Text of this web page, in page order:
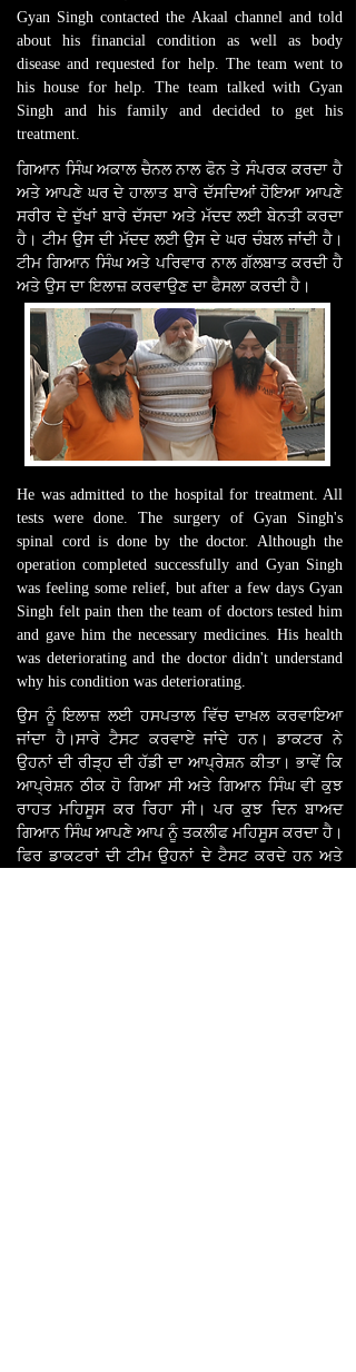
Gyan Singh contacted the Akaal channel and told
about his financial condition as well as body
disease and requested for help. The team went to
his house for help. The team talked with Gyan
Singh and his family and decided to get his
treatment.
ਗਿਆਨ ਸਿੰਘ ਅਕਾਲ ਚੈਨਲ ਨਾਲ ਫੋਨ ਤੇ ਸੰਪਰਕ ਕਰਦਾ ਹੈ
ਅਤੇ ਆਪਣੇ ਘਰ ਦੇ ਹਾਲਾਤ ਬਾਰੇ ਦੱਸਦਿਆਂ ਹੋਇਆ ਆਪਣੇ
ਸਰੀਰ ਦੇ ਦੁੱਖਾਂ ਬਾਰੇ ਦੱਸਦਾ ਅਤੇ ਮੱਦਦ ਲਈ ਬੇਨਤੀ ਕਰਦਾ
ਹੈ। ਟੀਮ ਉਸ ਦੀ ਮੱਦਦ ਲਈ ਉਸ ਦੇ ਘਰ ਚੰਬਲ ਜਾਂਦੀ ਹੈ।
ਟੀਮ ਗਿਆਨ ਸਿੰਘ ਅਤੇ ਪਰਿਵਾਰ ਨਾਲ ਗੱਲਬਾਤ ਕਰਦੀ ਹੈ
ਅਤੇ ਉਸ ਦਾ ਇਲਾਜ਼ ਕਰਵਾਉਣ ਦਾ ਫੈਸਲਾ ਕਰਦੀ ਹੈ।
He was admitted to the hospital for treatment. All
tests were done. The surgery of Gyan Singh's
spinal cord is done by the doctor. Although the
operation completed successfully and Gyan Singh
was feeling some relief, but after a few days Gyan
Singh felt pain then the team of doctors tested him
and gave him the necessary medicines. His health
was deteriorating and the doctor didn't understand
why his condition was deteriorating.
ਉਸ ਨੂੰ ਇਲਾਜ਼ ਲਈ ਹਸਪਤਾਲ ਵਿੱਚ ਦਾਖ਼ਲ ਕਰਵਾਇਆ
ਜਾਂਦਾ ਹੈ।ਸਾਰੇ ਟੈਸਟ ਕਰਵਾਏ ਜਾਂਦੇ ਹਨ। ਡਾਕਟਰ ਨੇ
ਉਹਨਾਂ ਦੀ ਰੀੜ੍ਹ ਦੀ ਹੱਡੀ ਦਾ ਆਪ੍ਰੇਸ਼ਨ ਕੀਤਾ। ਭਾਵੇਂ ਕਿ
ਆਪ੍ਰੇਸ਼ਨ ਠੀਕ ਹੋ ਗਿਆ ਸੀ ਅਤੇ ਗਿਆਨ ਸਿੰਘ ਵੀ ਕੁਝ
ਰਾਹਤ ਮਹਿਸੂਸ ਕਰ ਰਿਹਾ ਸੀ। ਪਰ ਕੁਝ ਦਿਨ ਬਾਅਦ
ਗਿਆਨ ਸਿੰਘ ਆਪਣੇ ਆਪ ਨੂੰ ਤਕਲੀਫ ਮਹਿਸੂਸ ਕਰਦਾ ਹੈ।
ਫਿਰ ਡਾਕਟਰਾਂ ਦੀ ਟੀਮ ਉਹਨਾਂ ਦੇ ਟੈਸਟ ਕਰਦੇ ਹਨ ਅਤੇ